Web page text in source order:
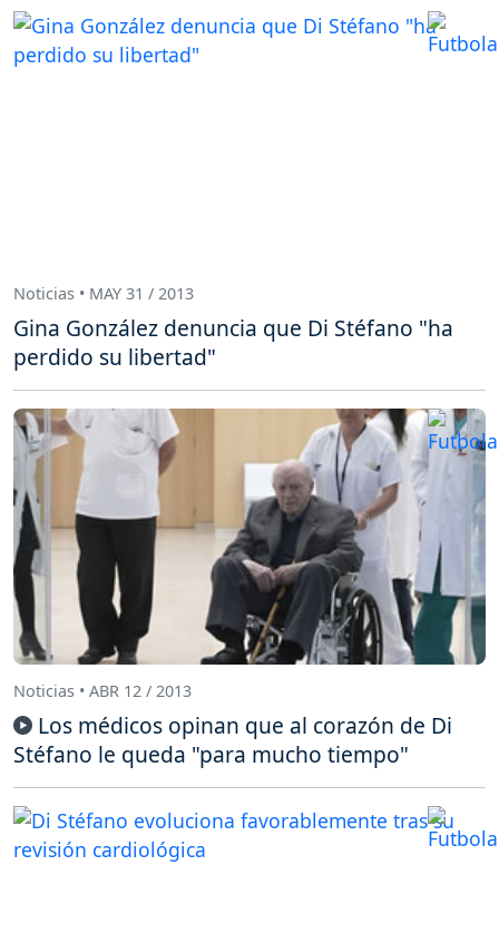
Noticias • MAY 31 / 2013
Gina González denuncia que Di Stéfano "ha
perdido su libertad"
Noticias • ABR 12 / 2013
Los médicos opinan que al corazón de Di
Stéfano le queda "para mucho tiempo"